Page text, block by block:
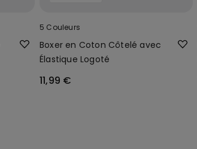
5 Couleurs
Boxer en Coton Côtelé avec
Élastique Logoté
11,99 €